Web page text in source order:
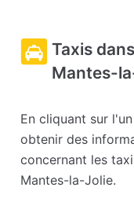
Taxis
Mantes-
En cliquant sur
obtenir des
concernant les
Mantes-la-Jolie.